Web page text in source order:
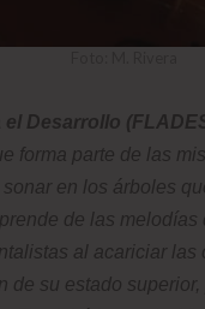
Desarrollo
forma parte de las
en los árboles
de las
al acariciar
su estado